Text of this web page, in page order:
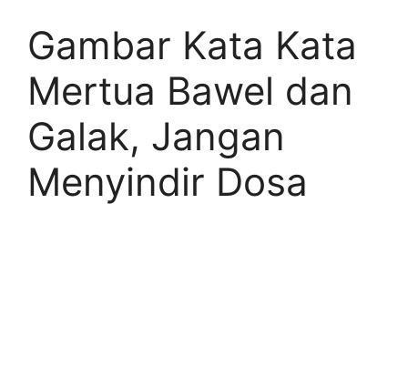
Gambar Kata Kata
Mertua Bawel dan
Galak, Jangan
Menyindir Dosa